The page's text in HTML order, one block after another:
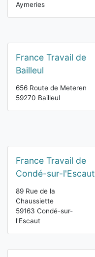
Aymeries
France Travail de
Bailleul
656 Route de Meteren
59270 Bailleul
France Travail de
Condé-sur-l'Escaut
89 Rue de la
Chaussiette
59163 Condé-sur-
l'Escaut